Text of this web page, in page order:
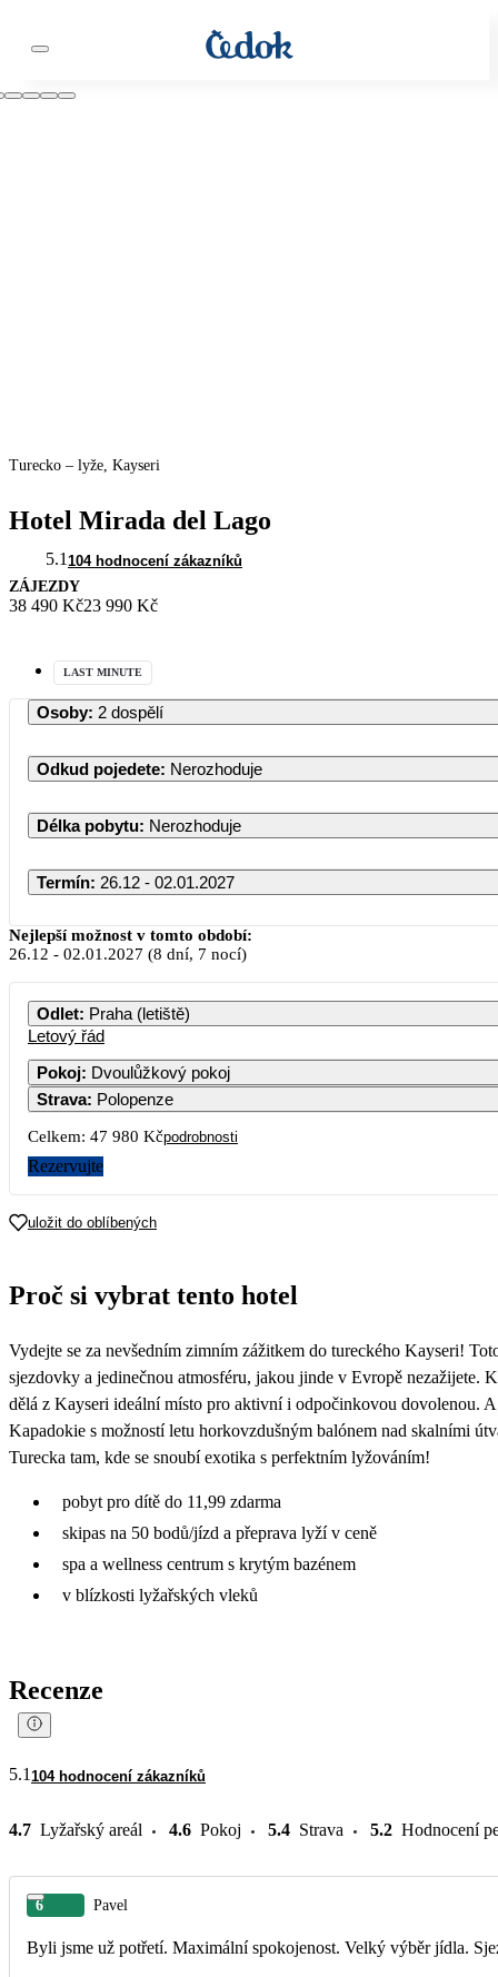
Turecko – lyže, Kayseri
Hotel Mirada del Lago
5.1 104 hodnocení zákazníků
ZÁJEZDY
38 490 Kč23 990 Kč
LAST MINUTE
Osoby: 2 dospělí
Odkud pojedete: Nerozhoduje
Délka pobytu: Nerozhoduje
Termín: 26.12 - 02.01.2027
Nejlepší možnost v tomto období:
26.12 - 02.01.2027 (8 dní, 7 nocí)
Odlet: Praha (letiště)
Letový řád
Pokoj: Dvoulůžkový pokoj
Strava: Polopenze
Celkem: 47 980 Kčpodrobnosti
Rezervujte
uložit do oblíbených
Proč si vybrat tento hotel
Vydejte se za nevšedním zimním zážitkem do tureckého Kayseri!
sjezdovky a jedinečnou atmosféru, jakou jinde v Evropě nezažijete.
dělá z Kayseri ideální místo pro aktivní i odpočinkovou dovolenou.
Kapadokie s možností letu horkovzdušným balónem nad skalními
Turecka tam, kde se snoubí exotika s perfektním lyžováním!
pobyt pro dítě do 11,99 zdarma
skipas na 50 bodů/jízd a přeprava lyží v ceně
spa a wellness centrum s krytým bazénem
v blízkosti lyžařských vleků
Recenze
5.1 104 hodnocení zákazníků
4.7 Lyžařský areál 4.6 Pokoj 5.4 Strava 5.2 Hodnocení
6 Pavel
Byli jsme už potřetí. Maximální spokojenost. Velký výběr jídla.